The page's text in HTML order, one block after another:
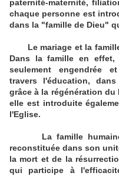
paternité-maternité,
chaque personne est
dans la "famille de Dieu"
Le mariage et la famille
Dans la famille en effet,
seulement engendrée
travers l'éducation,
grâce à la régénération
elle est introduite
l'Eglise.
La famille humaine,
reconstituée dans son
la mort et de la
qui participe à